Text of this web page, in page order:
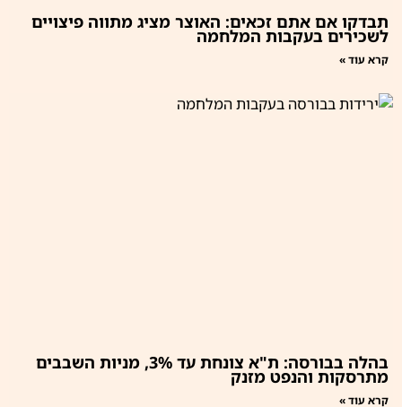
תבדקו אם אתם זכאים: האוצר מציג מתווה פיצויים
לשכירים בעקבות המלחמה
קרא עוד »
בהלה בבורסה: ת"א צונחת עד 3%, מניות השבבים
מתרסקות והנפט מזנק
קרא עוד »